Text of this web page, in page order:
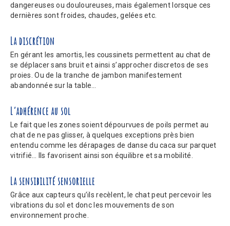
dangereuses ou douloureuses, mais également lorsque ces
dernières sont froides, chaudes, gelées etc.
La discrétion
En gérant les amortis, les coussinets permettent au chat de
se déplacer sans bruit et ainsi s’approcher discretos de ses
proies. Ou de la tranche de jambon manifestement
abandonnée sur la table…
L’adhérence au sol
Le fait que les zones soient dépourvues de poils permet au
chat de ne pas glisser, à quelques exceptions près bien
entendu comme les dérapages de danse du caca sur parquet
vitrifié… Ils favorisent ainsi son équilibre et sa mobilité.
La sensibilité sensorielle
Grâce aux capteurs qu’ils recèlent, le chat peut percevoir les
vibrations du sol et donc les mouvements de son
environnement proche.